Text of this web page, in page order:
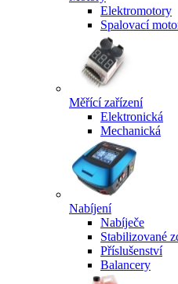
Elektromotory
Spalovací
Měřící zařízení
Elektronická
Mechanická
Nabíjení
Nabíječe
Stabilizované
Příslušenství
Balancery